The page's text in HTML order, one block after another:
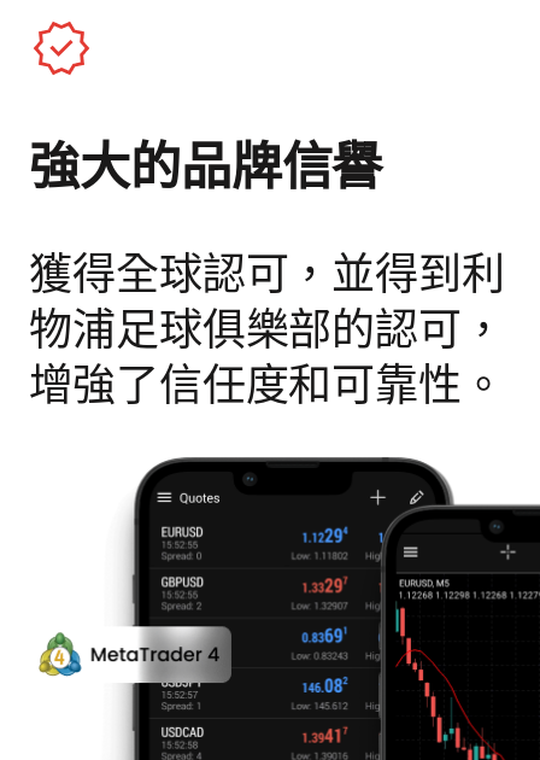
強大的品牌信譽
獲得全球認可，並得到利
物浦足球俱樂部的認可，
增強了信任度和可靠性。